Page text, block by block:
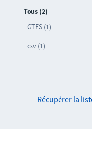
Tous (2)
GTFS (1)
csv (1)
Récupérer la